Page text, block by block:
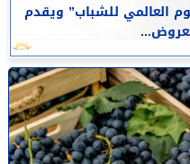
العالمي للشباب” ويقدم